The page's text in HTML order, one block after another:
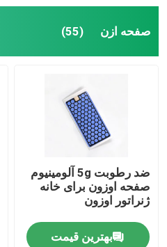
صفحه ازن (55)
ضد رطوبت 5g آلومینیوم
صفحه اوزون برای خانه
ژنراتور اوزون
بهترین قیمت